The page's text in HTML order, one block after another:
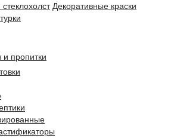
Декоративные краски
и пропитки